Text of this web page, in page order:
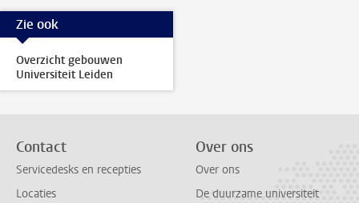
Zie ook
Overzicht gebouwen
Universiteit Leiden
Contact
Servicedesks en recepties
Locaties
Over ons
Over ons
De duurzame universiteit